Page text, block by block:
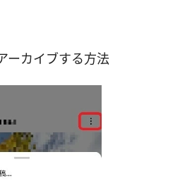
ーカイブする方法